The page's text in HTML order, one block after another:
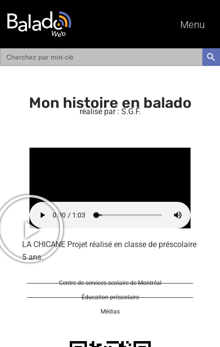
Menu
Search
for:
Mon histoire en balado
réalisé par : S.G.F.
LA CHICANE Projet réalisé en classe de préscolaire
5 ans.
Centre de services scolaire de Montréal
Éducation préscolaire
Médias